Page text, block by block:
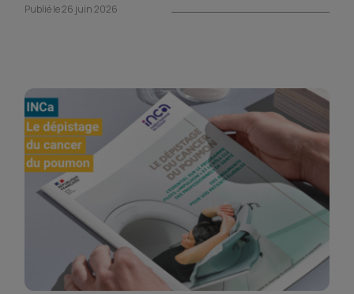
Publié le 26 juin 2026